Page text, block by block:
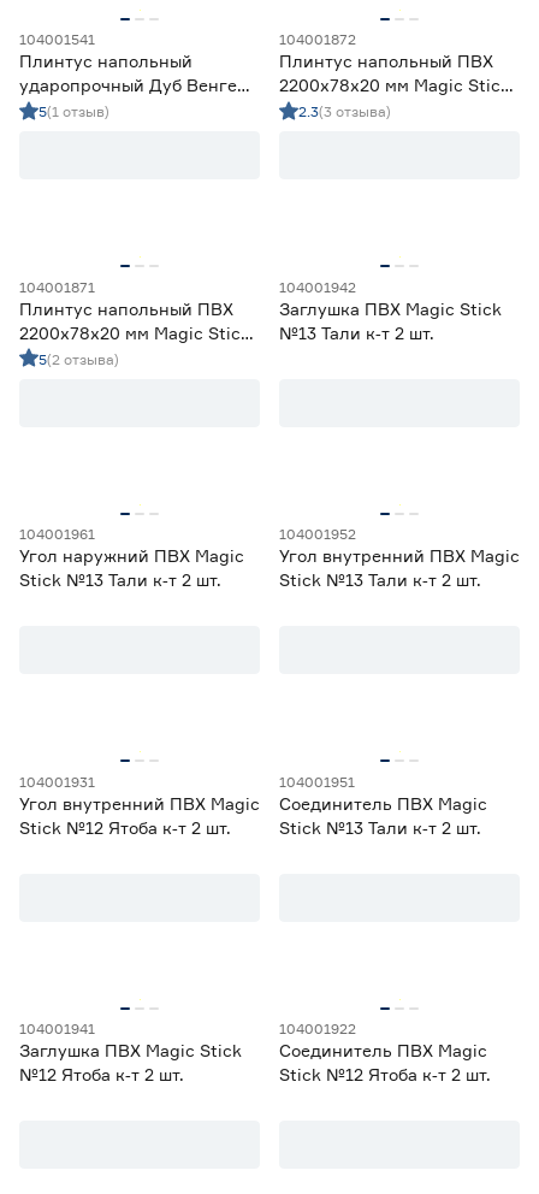
DECOR-DIZAYN
Россия
104001541
Плинтус напольный
ударопрочный Дуб Венге
SOLID 2000х80х13 мм
5(1 отзыв)
104001872
Плинтус напольный ПВХ
2200х78х20 мм Magic Stick
№13 Тали
2.3(3 отзыва)
104001871
Плинтус напольный ПВХ
2200х78х20 мм Magic Stick
№12 Ятоба
5(2 отзыва)
104001942
Заглушка ПВХ Magic Stick
№13 Тали к‑т 2 шт.
104001961
Угол наружний ПВХ Magic
Stick №13 Тали к‑т 2 шт.
104001952
Угол внутренний ПВХ Magic
Stick №13 Тали к‑т 2 шт.
104001931
Угол внутренний ПВХ Magic
Stick №12 Ятоба к‑т 2 шт.
104001951
Соединитель ПВХ Magic
Stick №13 Тали к‑т 2 шт.
104001941
Заглушка ПВХ Magic Stick
№12 Ятоба к‑т 2 шт.
104001922
Соединитель ПВХ Magic
Stick №12 Ятоба к‑т 2 шт.